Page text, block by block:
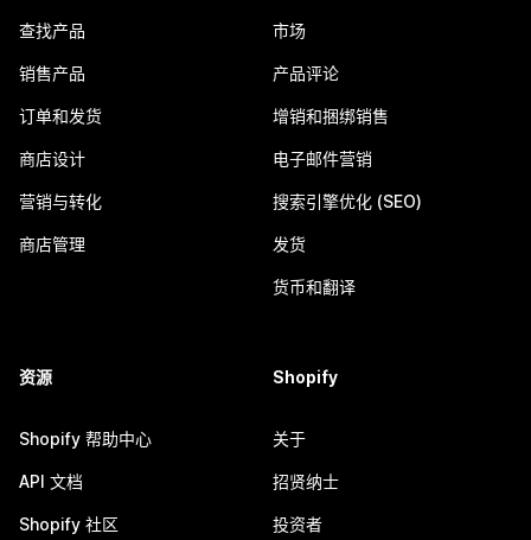
查找产品
销售产品
订单和发货
商店设计
营销与转化
商店管理
市场
产品评论
增销和捆绑销售
电子邮件营销
搜索引擎优化 (SEO)
发货
货币和翻译
资源
Shopify 帮助中心
API 文档
Shopify 社区
Shopify
关于
招贤纳士
投资者